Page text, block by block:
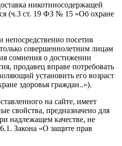
никотиносодержащей
(ч.3 ст. 19 ФЗ № 15 «Об охране
посетив
совершеннолетним лицам
сомнения о достижении
продавец вправе потребовать
установить его возраст
здоровья граждан..»).
на сайте, имеет
свойства, предназначено для
надлежащем качестве, не
Закона «О защите прав